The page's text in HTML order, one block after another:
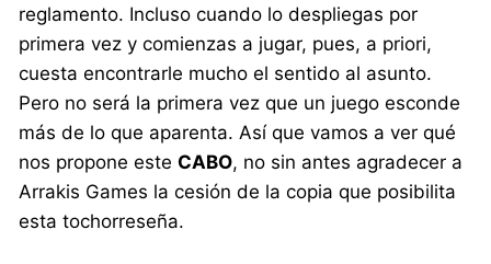
reglamento. Incluso cuando lo despliegas por
primera vez y comienzas a jugar, pues, a priori,
cuesta encontrarle mucho el sentido al asunto.
Pero no será la primera vez que un juego esconde
más de lo que aparenta. Así que vamos a ver qué
nos propone esteCABO, no sin antes agradecer a
Arrakis Games la cesión de la copia que posibilita
esta tochorreseña.